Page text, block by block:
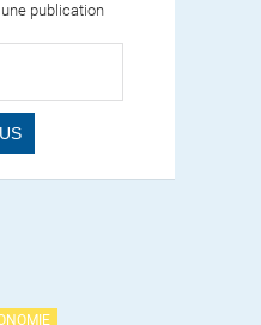
publication